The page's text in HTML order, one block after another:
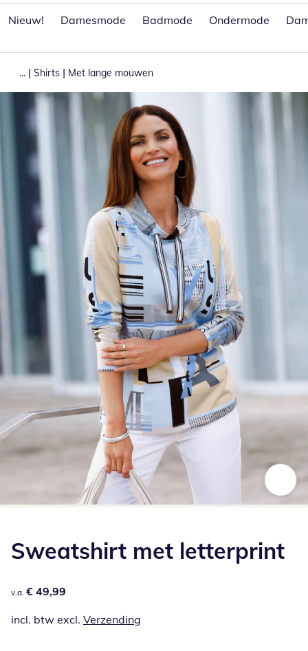
Nieuw!
Damesmode Badmode Ondermode
... | Shirts | Met lange mouwen
Sweatshirt met letterprint
€ 49,99
v.a. € 49,99
incl. btw excl. Verzending